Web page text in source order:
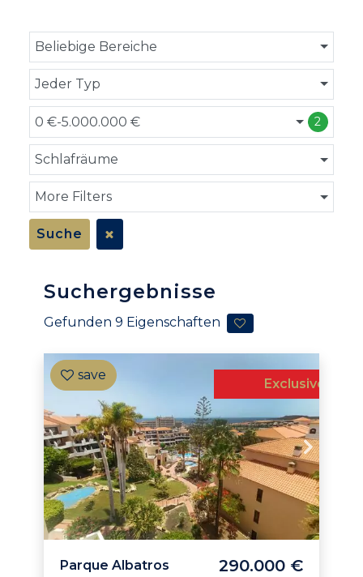
Beliebige Bereiche
Jeder Typ
0 €-5.000.000 € 2
Schlafräume
More Filters
Suche
Suchergebnisse
Gefunden 9 Eigenschaften
Exclusive
Parque Albatros 290.000 €